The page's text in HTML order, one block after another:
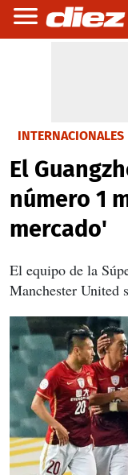
INTERNACIONALES
El
número 1
mercado'
El equipo de la
Manchester United